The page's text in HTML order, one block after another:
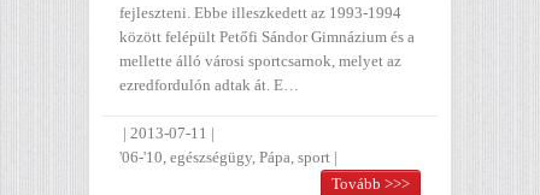
fejleszteni. Ebbe illeszkedett az 1993-1994
között felépült Petőfi Sándor Gimnázium és a
mellette álló városi sportcsarnok, melyet az
ezredfordulón adtak át. E…
| 2013-07-11 |
'06-'10, egészségügy, Pápa, sport |
Tovább >>>